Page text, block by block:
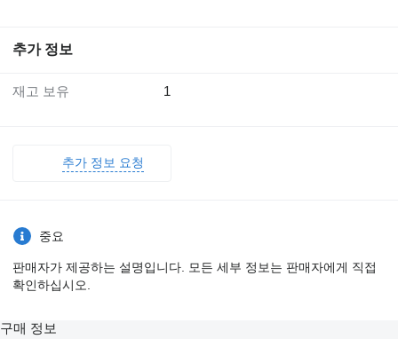
추가 정보
재고 보유 1
추가 정보 요청
중요
판매자가 제공하는 설명입니다. 모든 세부 정보는 판매자에게 직접
확인하십시오.
구매 정보